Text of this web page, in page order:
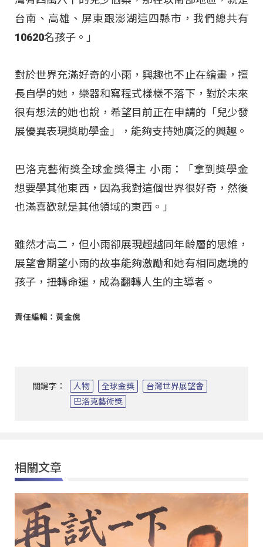
台南、高雄、屏東跟澎湖這四縣市，我們總共有
10620名孩子。」
對於世界充滿好奇的小雨，興趣也不止在繪畫，擅
長自學的她，樂器和寫程式樣樣不落下，對於未來
很有想法的她也說，希望目前正在申請的「兒少發
展優異表現獎助學金」，能夠支持她廣泛的興趣。
巴洛克藝術獎全球金獎得主 小雨：「拿到獎學金
想要學其他東西，因為我對這個世界很好奇，然後
也滿喜歡就是其他領域的東西。」
雖然才高二，但小雨卻展現超越同年齡層的思維，
展望會期望小雨的故事能夠激勵和她有相同處境的
孩子，扭轉命運，成為翻轉人生的主導者。
責任編輯：黃金倪
關鍵字： 人物 全球金獎
台灣世界展望會
巴洛克藝術獎
相關文章